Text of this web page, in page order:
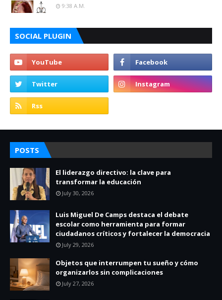
9:38 A.m.
SOCIAL PLUGIN
POSTS
El liderazgo directivo: la clave para
transformar la educación
July 30, 2026
Luis Miguel De Camps destaca el debate
escolar como herramienta para formar
ciudadanos críticos y fortalecer la democracia
July 29, 2026
Objetos que interrumpen tu sueño y cómo
organizarlos sin complicaciones
July 27, 2026